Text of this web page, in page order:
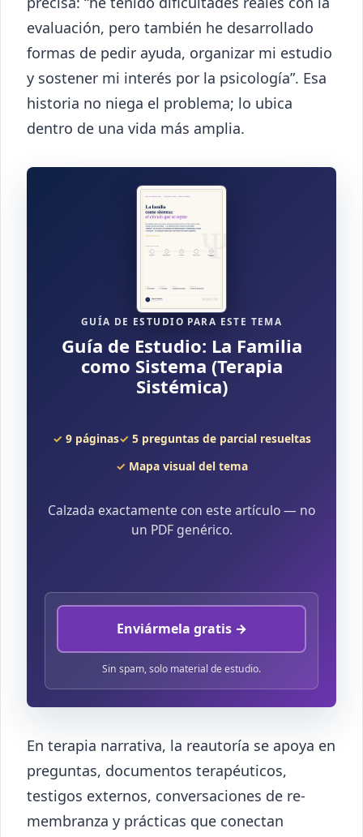
evaluación, pero también he desarrollado
formas de pedir ayuda, organizar mi estudio
y sostener mi interés por la psicología”. Esa
historia no niega el problema; lo ubica
dentro de una vida más amplia.
GUÍA DE ESTUDIO PARA ESTE TEMA
Guía de Estudio: La Familia
como Sistema (Terapia
Sistémica)
9 páginas
5 preguntas de parcial resueltas
Mapa visual del tema
Calzada exactamente con este artículo — no
un PDF genérico.
Enviármela gratis →
Sin spam, solo material de estudio.
En terapia narrativa, la reautoría se apoya en
preguntas, documentos terapéuticos,
testigos externos, conversaciones de re-
membranza y prácticas que conectan